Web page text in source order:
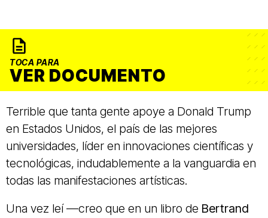
TOCA PARA
VER DOCUMENTO
Terrible que tanta gente apoye a Donald Trump
en Estados Unidos, el país de las mejores
universidades, líder en innovaciones científicas y
tecnológicas, indudablemente a la vanguardia en
todas las manifestaciones artísticas.
Una vez leí —creo que en un libro de Bertrand